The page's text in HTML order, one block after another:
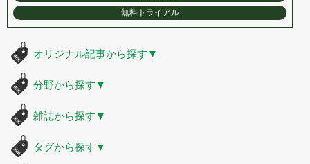
無料トライアル
オリジナル記事から探す ▼
分野から探す ▼
雑誌から探す ▼
タグから探す ▼